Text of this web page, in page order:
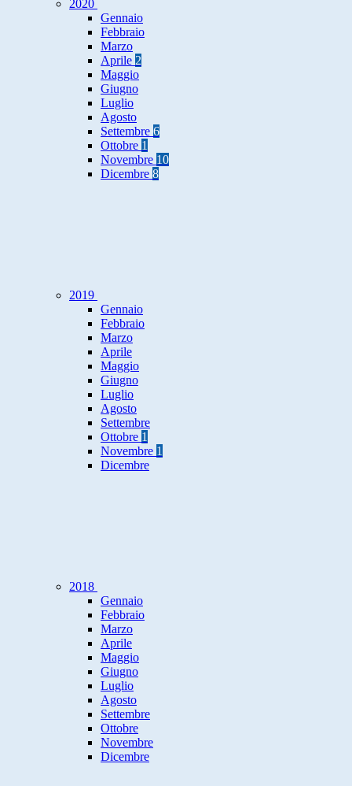
2020
Gennaio
Febbraio
Marzo
Aprile 2
Maggio
Giugno
Luglio
Agosto
Settembre 6
Ottobre 1
Novembre 10
Dicembre 8
2019
Gennaio
Febbraio
Marzo
Aprile
Maggio
Giugno
Luglio
Agosto
Settembre
Ottobre 1
Novembre 1
Dicembre
2018
Gennaio
Febbraio
Marzo
Aprile
Maggio
Giugno
Luglio
Agosto
Settembre
Ottobre
Novembre
Dicembre